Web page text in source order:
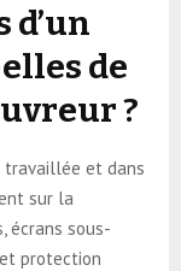
d’un
de
?
et dans
sur la
écrans sous-
protection